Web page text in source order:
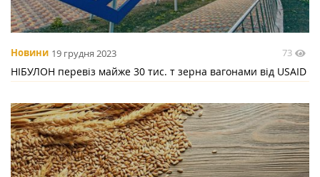
Новини 19 грудня 2023 73
НІБУЛОН перевіз майже 30 тис. т зерна вагонами від USAID